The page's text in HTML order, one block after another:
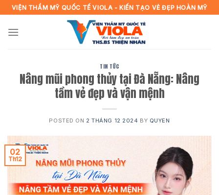
Skip
to
content
VIỆN THẨM MỸ QUỐC TẾ VIOLA - KIẾN TẠO VẺ ĐẸP HOÀN MỸ
TIN TỨC
Nâng mũi phong thủy tại Đà Nẵng: Nâng
tầm vẻ đẹp và vận mệnh
POSTED ON 2 THÁNG 12 2024 BY QUYEN
02
Th12